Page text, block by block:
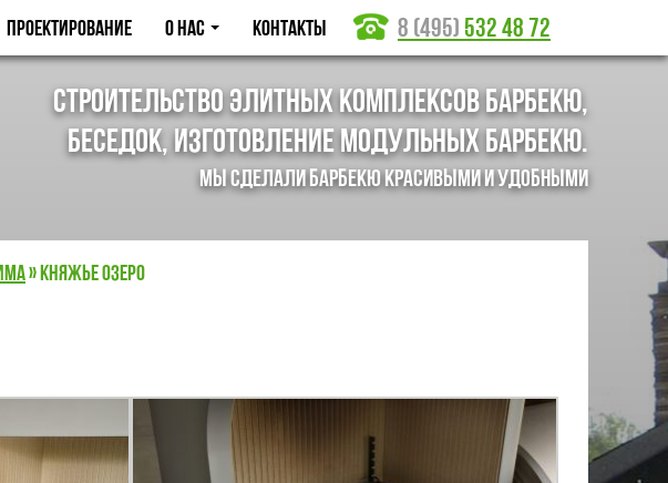
Проектирование О нас Контакты 8 (495)532 48 72
Строительство элитных комплексов барбекю,
беседок, изготовление модульных барбекю.
Мы сделали барбекю красивыми и удобными
»Княжье Озеро